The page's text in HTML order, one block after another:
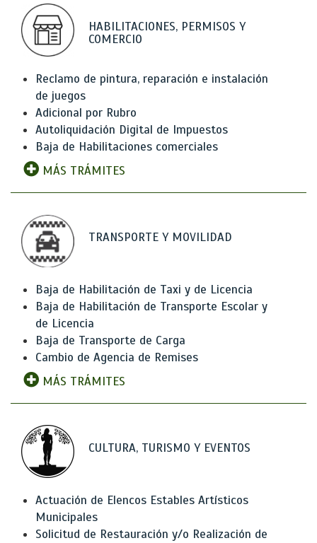
HABILITACIONES, PERMISOS Y
COMERCIO
Reclamo de pintura, reparación e instalación
de juegos
Adicional por Rubro
Autoliquidación Digital de Impuestos
Baja de Habilitaciones comerciales
MÁS TRÁMITES
TRANSPORTE Y MOVILIDAD
Baja de Habilitación de Taxi y de Licencia
Baja de Habilitación de Transporte Escolar y
de Licencia
Baja de Transporte de Carga
Cambio de Agencia de Remises
MÁS TRÁMITES
CULTURA, TURISMO Y EVENTOS
Actuación de Elencos Estables Artísticos
Municipales
Solicitud de Restauración y/o Realización de